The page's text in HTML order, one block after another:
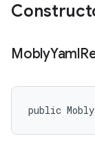
MoblyYaml
public